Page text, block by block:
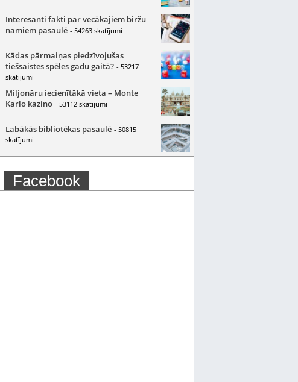
Interesanti fakti par vecākajiem biržu
namiem pasaulē - 54263 skatījumi
Kādas pārmaiņas piedzīvojušas
tiešsaistes spēles gadu gaitā? - 53217
skatījumi
Miljonāru iecienītākā vieta – Monte
Karlo kazino - 53112 skatījumi
Labākās bibliotēkas pasaulē - 50815
skatījumi
Facebook